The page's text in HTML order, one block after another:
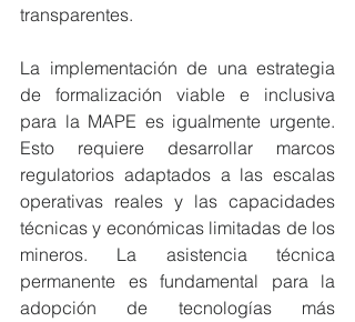
transparentes.
La implementación de una estrategia
de formalización viable e inclusiva
para la MAPE es igualmente urgente.
Esto requiere desarrollar marcos
regulatorios adaptados a las escalas
operativas reales y las capacidades
técnicas y económicas limitadas de los
mineros. La asistencia técnica
permanente es fundamental para la
adopción de tecnologías más